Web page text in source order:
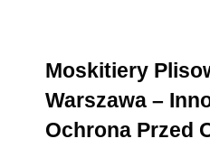
Moskitiery
Warszawa –
Ochrona Przed